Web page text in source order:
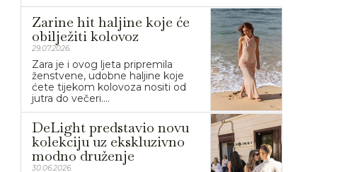
Zarine hit haljine koje će
obilježiti kolovoz
29.07.2026.
Zara je i ovog ljeta pripremila
ženstvene, udobne haljine koje
ćete tijekom kolovoza nositi od
jutra do večeri....
DeLight predstavio novu
kolekciju uz ekskluzivno
modno druženje
30.06.2026.